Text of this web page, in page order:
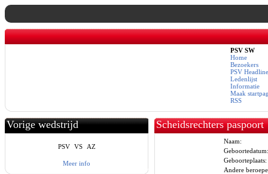
PSV SW
Home
Bezoekers
PSV
Ledenlijst
Informatie
Maak
RSS
Vorige wedstrijd
PSV VS AZ
Meer info
Scheidsrechters paspoort
Naam:
Geboortedatum:
Geboorteplaats:
Andere